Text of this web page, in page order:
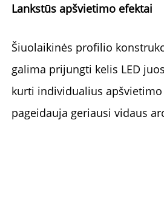
Lankstūs apšvietimo efektai
Šiuolaikinės profilio
galima prijungti kelis LED
kurti individualius
pageidauja geriausi vidaus